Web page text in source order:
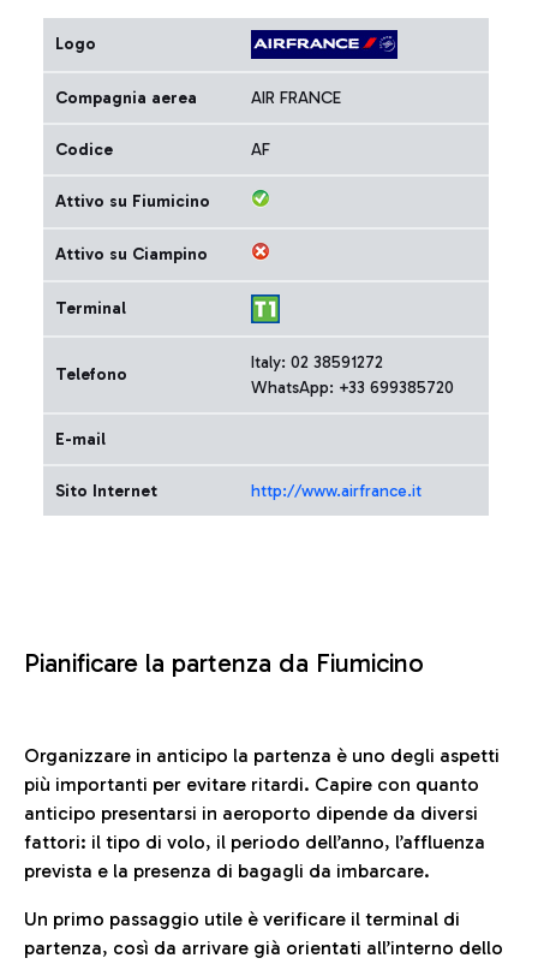
Logo
Compagnia aerea AIR FRANCE
Codice AF
Attivo su Fiumicino
Attivo su Ciampino
Terminal
Telefono
Italy: 02 38591272
WhatsApp: +33 699385720
E-mail
Sito Internet http://www.airfrance.it
Pianificare la partenza da Fiumicino
Organizzare in anticipo la partenza è uno degli aspetti
più importanti per evitare ritardi. Capire con quanto
anticipo presentarsi in aeroporto dipende da diversi
fattori: il tipo di volo, il periodo dell’anno, l’affluenza
prevista e la presenza di bagagli da imbarcare.
Un primo passaggio utile è verificare il terminal di
partenza, così da arrivare già orientati all’interno dello